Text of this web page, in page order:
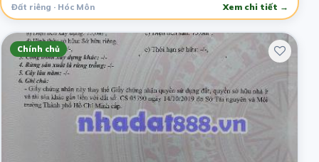
Đất riêng · Hóc Môn Xem chi tiết →
Chính chủ